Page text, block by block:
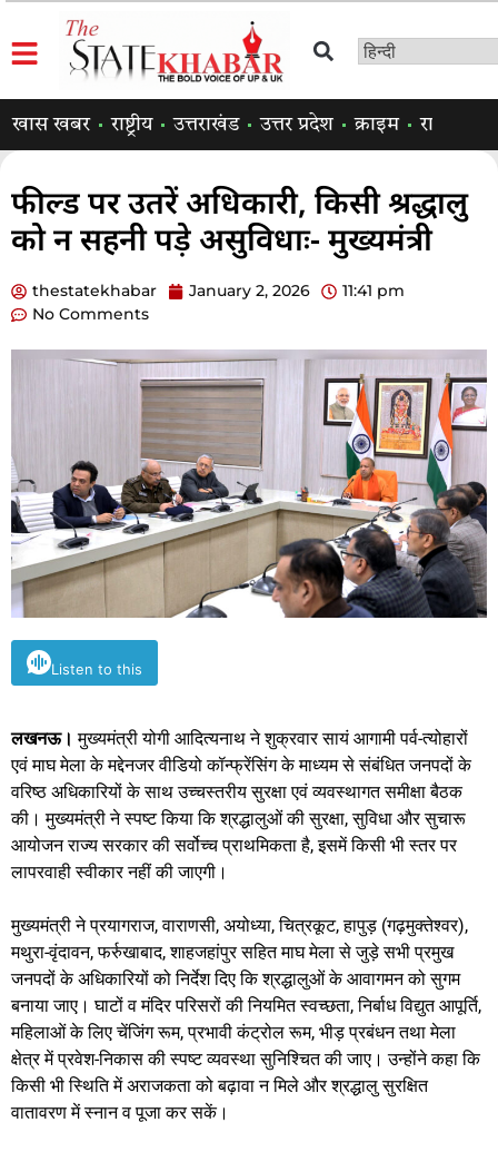
खास खबर राष्ट्रीय उत्तराखंड उत्तर प्रदेश क्राइम राजनीति
फील्ड पर उतरें अधिकारी, किसी श्रद्धालु
को न सहनी पड़े असुविधाः- मुख्यमंत्री
thestatekhabar January 2, 2026
11:41 pm
No Comments
Listen to this
लखनऊ। मुख्यमंत्री योगी आदित्यनाथ ने शुक्रवार सायं आगामी पर्व-त्योहारों
एवं माघ मेला के मद्देनजर वीडियो कॉन्फ्रेंसिंग के माध्यम से संबंधित जनपदों के
वरिष्ठ अधिकारियों के साथ उच्चस्तरीय सुरक्षा एवं व्यवस्थागत समीक्षा बैठक
की। मुख्यमंत्री ने स्पष्ट किया कि श्रद्धालुओं की सुरक्षा, सुविधा और सुचारू
आयोजन राज्य सरकार की सर्वोच्च प्राथमिकता है, इसमें किसी भी स्तर पर
लापरवाही स्वीकार नहीं की जाएगी।
मुख्यमंत्री ने प्रयागराज, वाराणसी, अयोध्या, चित्रकूट, हापुड़ (गढ़मुक्तेश्वर),
मथुरा-वृंदावन, फर्रुखाबाद, शाहजहांपुर सहित माघ मेला से जुड़े सभी प्रमुख
जनपदों के अधिकारियों को निर्देश दिए कि श्रद्धालुओं के आवागमन को सुगम
बनाया जाए। घाटों व मंदिर परिसरों की नियमित स्वच्छता, निर्बाध विद्युत आपूर्ति,
महिलाओं के लिए चेंजिंग रूम, प्रभावी कंट्रोल रूम, भीड़ प्रबंधन तथा मेला
क्षेत्र में प्रवेश-निकास की स्पष्ट व्यवस्था सुनिश्चित की जाए। उन्होंने कहा कि
किसी भी स्थिति में अराजकता को बढ़ावा न मिले और श्रद्धालु सुरक्षित
वातावरण में स्नान व पूजा कर सकें।